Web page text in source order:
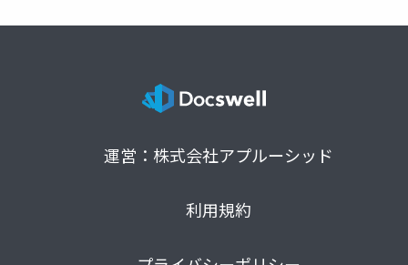
運営：株式会社アプルーシッド
利用規約